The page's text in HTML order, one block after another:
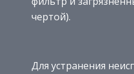
чертой).
Для устранения